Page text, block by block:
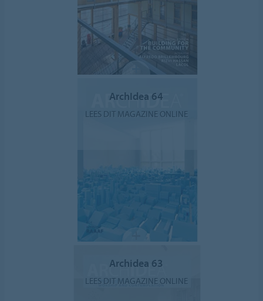
ArchIdea 64
LEES DIT MAGAZINE ONLINE
Archidea 63
LEES DIT MAGAZINE ONLINE